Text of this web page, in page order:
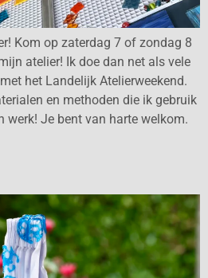
Kom op zaterdag 7 of zondag 8
atelier! Ik doe dan net als vele
het Landelijk Atelierweekend.
en methoden die ik gebruik
werk! Je bent van harte welkom.